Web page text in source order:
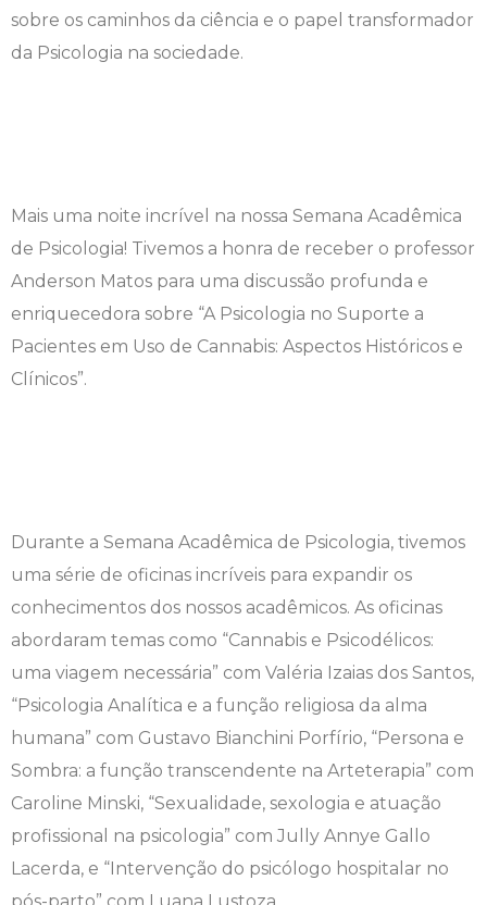
sobre os caminhos da ciência e o papel transformador
da Psicologia na sociedade.
Mais uma noite incrível na nossa Semana Acadêmica
de Psicologia! Tivemos a honra de receber o professor
Anderson Matos para uma discussão profunda e
enriquecedora sobre “A Psicologia no Suporte a
Pacientes em Uso de Cannabis: Aspectos Históricos e
Clínicos”.
Durante a Semana Acadêmica de Psicologia, tivemos
uma série de oficinas incríveis para expandir os
conhecimentos dos nossos acadêmicos. As oficinas
abordaram temas como “Cannabis e Psicodélicos:
uma viagem necessária” com Valéria Izaias dos Santos,
“Psicologia Analítica e a função religiosa da alma
humana” com Gustavo Bianchini Porfírio, “Persona e
Sombra: a função transcendente na Arteterapia” com
Caroline Minski, “Sexualidade, sexologia e atuação
profissional na psicologia” com Jully Annye Gallo
Lacerda, e “Intervenção do psicólogo hospitalar no